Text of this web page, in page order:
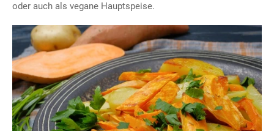
oder auch als vegane Hauptspeise.